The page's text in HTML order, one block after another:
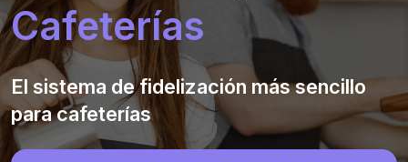
Cafeterías
El sistema de fidelización más sencillo
para cafeterías